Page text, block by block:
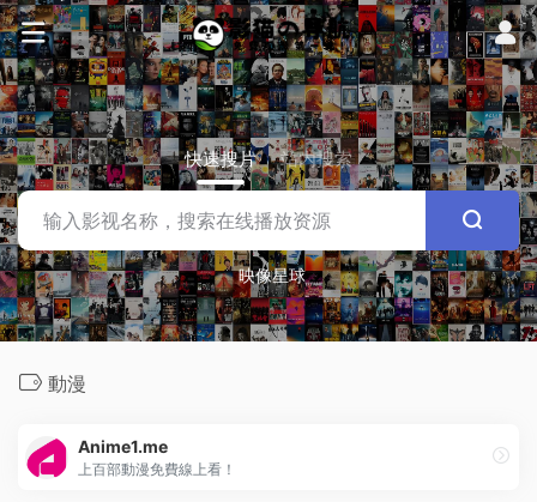
快速搜片 站内搜索
映像星球
動漫
Anime1.me
上百部動漫免費線上看！